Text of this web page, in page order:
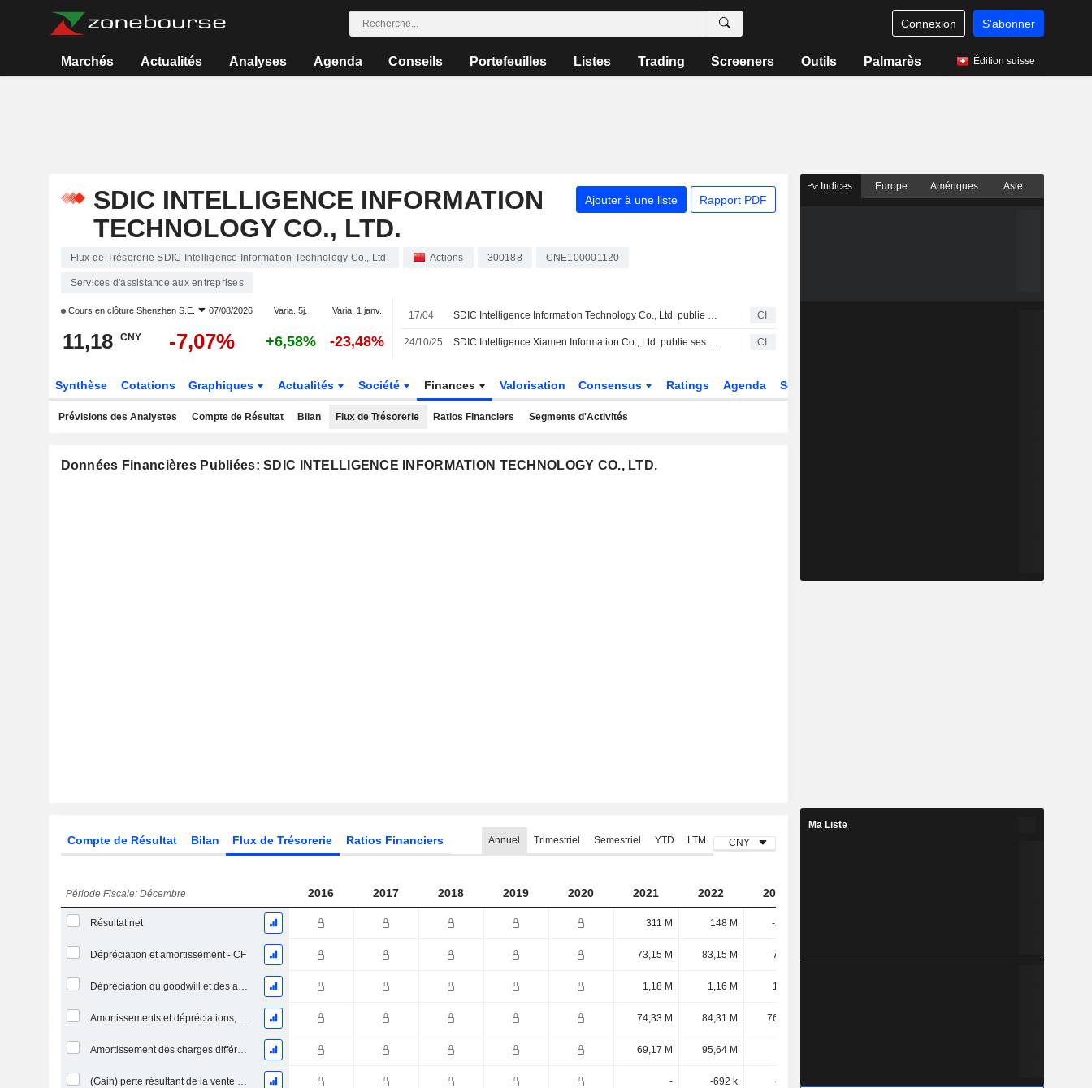
Connexion S'abonner
Marchés Actualités Analyses Agenda Conseils Portefeuilles Listes Trading Screeners Outils Palmarès Édition suisse
SDIC INTELLIGENCE INFORMATION
TECHNOLOGY CO., LTD.
Ajouter à une liste Rapport PDF
Flux de Trésorerie SDIC Intelligence Information Technology Co., Ltd. Actions 300188 CNE100001120
Services d'assistance aux entreprises
Cours en clôture Shenzhen S.E. 07/08/2026 Varia. 5j. Varia. 1 janv.
11,18 CNY -7,07% +6,58% -23,48%
17/04 SDIC Intelligence Information Technology Co., Ltd. publie ses résultats pour le premier trimestre clos le 31 mars 2026 CI
24/10/25 SDIC Intelligence Xiamen Information Co., Ltd. publie ses résultats pour les neuf premiers mois de 2025 CI
Synthèse Cotations Graphiques Actualités Société Finances Valorisation Consensus Ratings Agenda Secteur
Prévisions des Analystes Compte de Résultat Bilan Flux de Trésorerie Ratios Financiers Segments d'Activités
Données Financières Publiées: SDIC INTELLIGENCE INFORMATION TECHNOLOGY CO., LTD.
Compte de Résultat Bilan Flux de Trésorerie Ratios Financiers Annuel Trimestriel Semestriel YTD LTM CNY
Période Fiscale: Décembre 2016 2017 2018 2019 2020 2021 2022 2023
Résultat net 311 M 148 M -206 M
Dépréciation et amortissement - CF 73,15 M 83,15 M 75,7 M
Dépréciation du goodwill et des actifs intangibles 1,18 M 1,16 M 1,16 M
Amortissements et dépréciations, Total 74,33 M 84,31 M 76,86 M
Amortissement des charges différées, Total - (CF) 69,17 M 95,64 M
(Gain) perte résultant de la vente d'un actif - -692 k -253 k
Indices Europe Amériques Asie
Ma Liste